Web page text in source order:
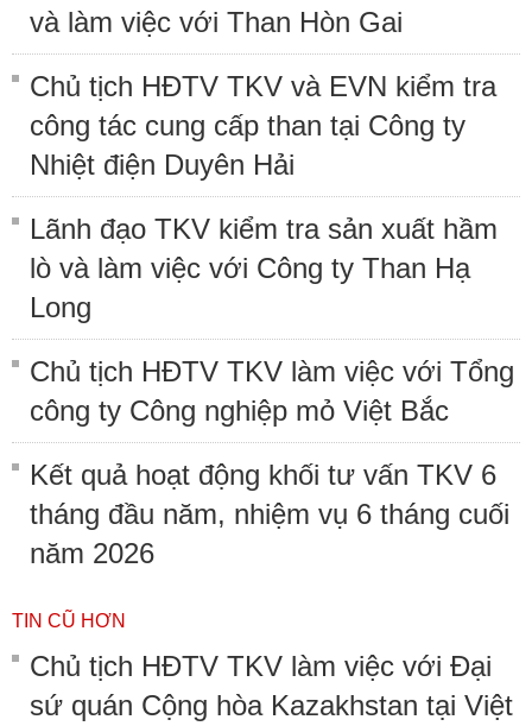
và làm việc với Than Hòn Gai
Chủ tịch HĐTV TKV và EVN kiểm tra
công tác cung cấp than tại Công ty
Nhiệt điện Duyên Hải
Lãnh đạo TKV kiểm tra sản xuất hầm
lò và làm việc với Công ty Than Hạ
Long
Chủ tịch HĐTV TKV làm việc với Tổng
công ty Công nghiệp mỏ Việt Bắc
Kết quả hoạt động khối tư vấn TKV 6
tháng đầu năm, nhiệm vụ 6 tháng cuối
năm 2026
TIN CŨ HƠN
Chủ tịch HĐTV TKV làm việc với Đại
sứ quán Cộng hòa Kazakhstan tại Việt